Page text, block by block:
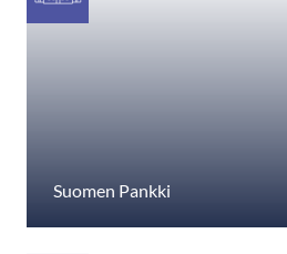
Suomen Pankki